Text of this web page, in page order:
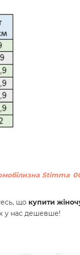
Stimma
що купити
у нас дешевше!